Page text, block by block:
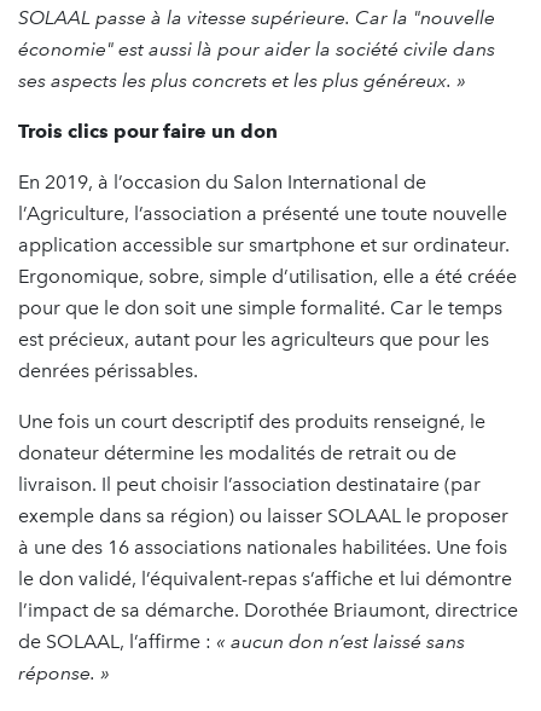
SOLAAL passe à la vitesse supérieure. Car la "nouvelle
économie" est aussi là pour aider la société civile dans
ses aspects les plus concrets et les plus généreux. »
Trois clics pour faire un don
En 2019, à l’occasion du Salon International de
l’Agriculture, l’association a présenté une toute nouvelle
application accessible sur smartphone et sur ordinateur.
Ergonomique, sobre, simple d’utilisation, elle a été créée
pour que le don soit une simple formalité. Car le temps
est précieux, autant pour les agriculteurs que pour les
denrées périssables.
Une fois un court descriptif des produits renseigné, le
donateur détermine les modalités de retrait ou de
livraison. Il peut choisir l’association destinataire (par
exemple dans sa région) ou laisser SOLAAL le proposer
à une des 16 associations nationales habilitées. Une fois
le don validé, l’équivalent-repas s’affiche et lui démontre
l’impact de sa démarche. Dorothée Briaumont, directrice
de SOLAAL, l’affirme : « aucun don n’est laissé sans
réponse. »